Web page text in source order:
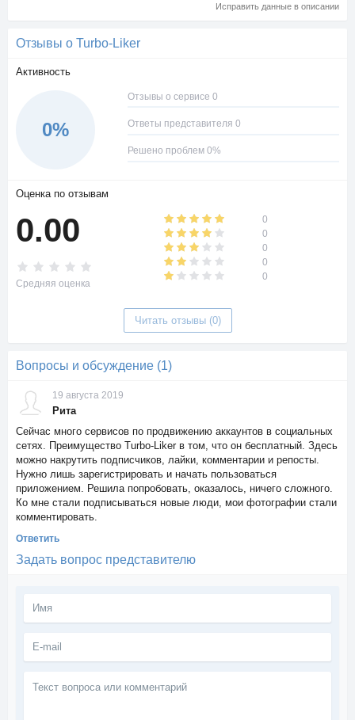
Исправить данные в описании
Отзывы о Turbo-Liker
Активность
0%
Отзывы о сервисе 0
Ответы представителя 0
Решено проблем 0%
Оценка по отзывам
0.00
Средняя оценка
0
0
0
0
0
Читать отзывы (0)
Вопросы и обсуждение (1)
19 августа 2019
Рита
Сейчас много сервисов по продвижению аккаунтов в социальных
сетях. Преимущество Turbo-Liker в том, что он бесплатный. Здесь
можно накрутить подписчиков, лайки, комментарии и репосты.
Нужно лишь зарегистрировать и начать пользоваться
приложением. Решила попробовать, оказалось, ничего сложного.
Ко мне стали подписываться новые люди, мои фотографии стали
комментировать.
Ответить
Задать вопрос представителю
вопроса